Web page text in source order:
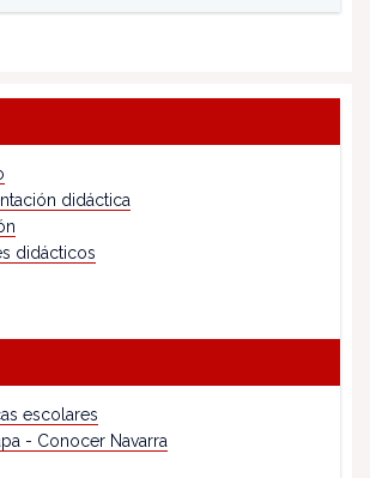
didáctica
didácticos
escolares
- Conocer Navarra